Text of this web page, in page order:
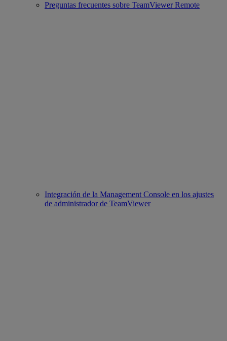
Preguntas frecuentes sobre TeamViewer Remote
Integración de la Management Console en los ajustes
de administrador de TeamViewer